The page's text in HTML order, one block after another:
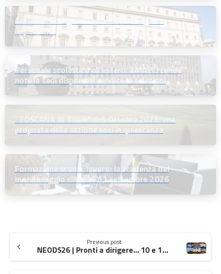
Assunzioni dirigenti scolastici: un segnale
importante
Personale scolastico all’estero: il MAECI rende
note le sedi disponibili e indice le selezioni
“TOSCANA IN TOUR” 1-5 Ottobre 2026: una
proposta della sezione soci in quiescenza
Formazione scuola-lavoro: la scadenza del
monitoraggio slitta all’11 settembre 2026
Reading
Previous post
NEODS26 | Pronti a dirigere… 10 e 11 luglio 2026, il bello sta per arrivare!